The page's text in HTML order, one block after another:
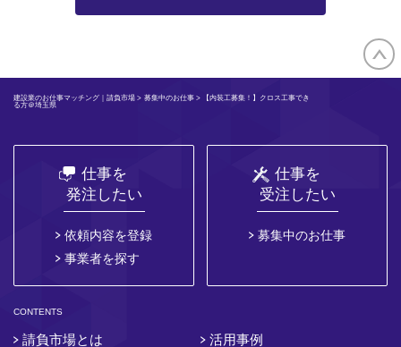
建設業のお仕事マッチング｜請負市場 > 募集中のお仕事> 【内装工募集！】クロス工事でき
る方＠埼玉県
仕事を
発注したい
依頼内容を登録
事業者を探す
仕事を
受注したい
募集中のお仕事
CONTENTS
請負市場とは
活用事例